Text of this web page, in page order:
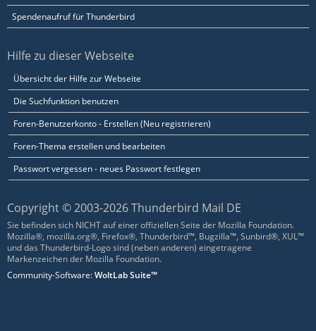
Spendenaufruf für Thunderbird
Hilfe zu dieser Webseite
Übersicht der Hilfe zur Webseite
Die Suchfunktion benutzen
Foren-Benutzerkonto - Erstellen (Neu registrieren)
Foren-Thema erstellen und bearbeiten
Passwort vergessen - neues Passwort festlegen
Copyright © 2003-2026 Thunderbird Mail DE
Sie befinden sich NICHT auf einer offiziellen Seite der Mozilla Foundation.
Mozilla®, mozilla.org®, Firefox®, Thunderbird™, Bugzilla™, Sunbird®, XUL™
und das Thunderbird-Logo sind (neben anderen) eingetragene
Markenzeichen der Mozilla Foundation.
Community-Software:WoltLab Suite™